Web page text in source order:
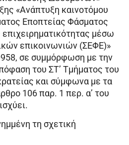
«Ανάπτυξη καινοτόμου
Εποπτείας Φάσματος
επιχειρηματικότητας μέσω
επικοινωνιών (ΣΕΦΕ)»
σε συμμόρφωση με την
του ΣΤ’ Τμήματος του
και σύμφωνα με τα
106 παρ. 1 περ. α’ του
τη σχετική